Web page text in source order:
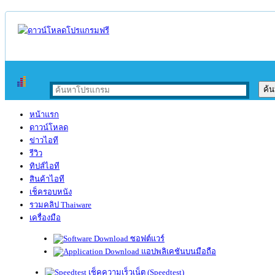
หน้าแรก
ดาวน์โหลด
ข่าวไอที
รีวิว
ทิปส์ไอที
สินค้าไอที
เช็ครอบหนัง
รวมคลิป Thaiware
เครื่องมือ
ซอฟต์แวร์
แอปพลิเคชันบนมือถือ
เช็คความเร็วเน็ต (Speedtest)